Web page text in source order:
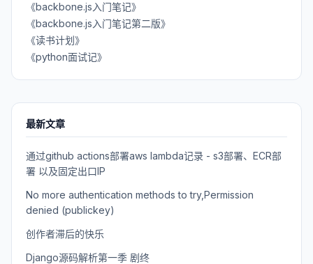
《backbone.js入门笔记》
《backbone.js入门笔记第二版》
《读书计划》
《python面试记》
最新文章
通过github actions部署aws lambda记录 - s3部署、ECR部
署 以及固定出口IP
No more authentication methods to try,Permission
denied (publickey)
创作者滞后的快乐
Django源码解析第一季 剧终